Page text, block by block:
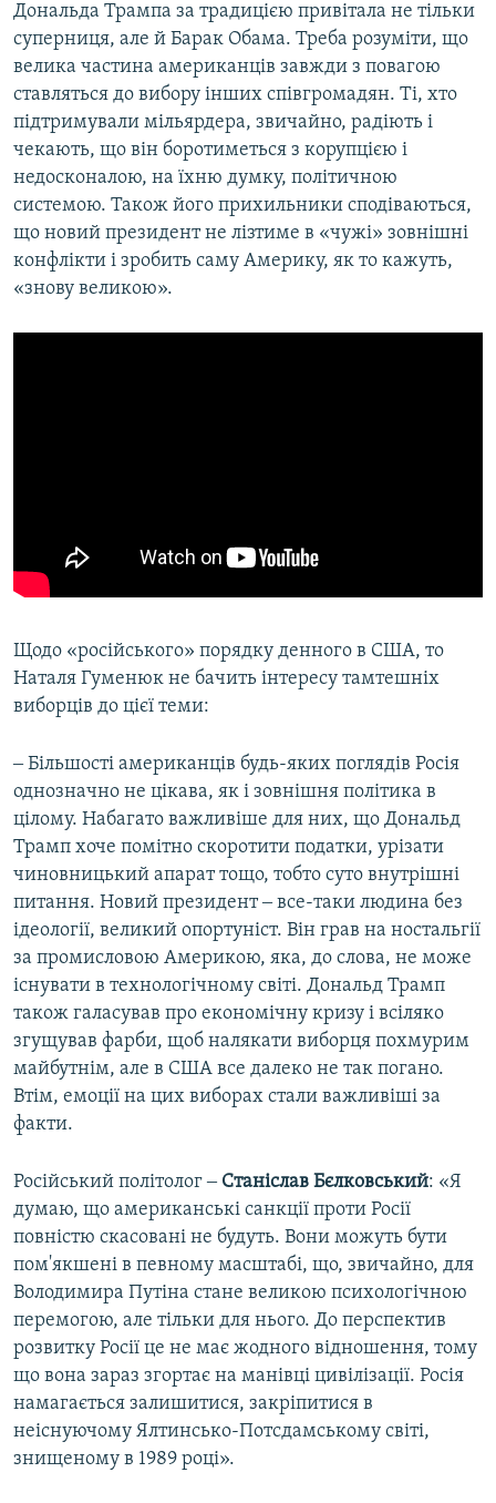
Дональда Трампа за традицією привітала не тільки
суперниця, але й Барак Обама. Треба розуміти, що
велика частина американців завжди з повагою
ставляться до вибору інших співгромадян. Ті, хто
підтримували мільярдера, звичайно, радіють і
чекають, що він боротиметься з корупцією і
недосконалою, на їхню думку, політичною
системою. Також його прихильники сподіваються,
що новий президент не лізтиме в «чужі» зовнішні
конфлікти і зробить саму Америку, як то кажуть,
«знову великою».
Щодо «російського» порядку денного в США, то
Наталя Гуменюк не бачить інтересу тамтешніх
виборців до цієї теми:
‒ Більшості американців будь-яких поглядів Росія
однозначно не цікава, як і зовнішня політика в
цілому. Набагато важливіше для них, що Дональд
Трамп хоче помітно скоротити податки, урізати
чиновницький апарат тощо, тобто суто внутрішні
питання. Новий президент ‒ все-таки людина без
ідеології, великий опортуніст. Він грав на ностальгії
за промисловою Америкою, яка, до слова, не може
існувати в технологічному світі. Дональд Трамп
також галасував про економічну кризу і всіляко
згущував фарби, щоб налякати виборця похмурим
майбутнім, але в США все далеко не так погано.
Втім, емоції на цих виборах стали важливіші за
факти.
Російський політолог ‒ Станіслав Бєлковський: «Я
думаю, що американські санкції проти Росії
повністю скасовані не будуть. Вони можуть бути
пом'якшені в певному масштабі, що, звичайно, для
Володимира Путіна стане великою психологічною
перемогою, але тільки для нього. До перспектив
розвитку Росії це не має жодного відношення, тому
що вона зараз згортає на манівці цивілізації. Росія
намагається залишитися, закріпитися в
неіснуючому Ялтинсько-Потсдамському світі,
знищеному в 1989 році».